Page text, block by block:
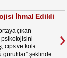
İhmal Edildi
çıkan
psikolojisini
cips ve kola
güruhlar” şeklinde